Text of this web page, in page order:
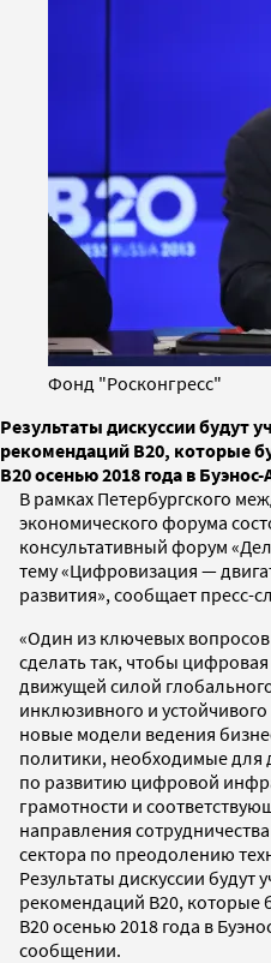
Фонд "Росконгресс"
Результаты дискуссии будут
рекомендаций B20, которые
B20 осенью 2018 года в Буэнос-
В рамках Петербургского
экономического форума
консультативный форум
тему «Цифровизация —
развития», сообщает пресс-
«Один из ключевых
сделать так, чтобы
движущей силой
инклюзивного и
новые модели ведения
политики, необходимые для
по развитию цифровой
грамотности и
направления
сектора по преодолению
Результаты дискуссии будут
рекомендаций B20, которые
B20 осенью 2018 года в
сообщении.